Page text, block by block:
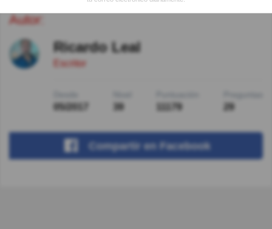
Autor:
Ricardo Leal
Escritor
05/2017 39 11179 29
Compartir en Facebook